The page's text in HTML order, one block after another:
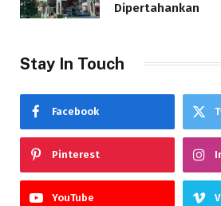
Dipertahankan
Stay In Touch
Facebook
Pinterest
YouTube